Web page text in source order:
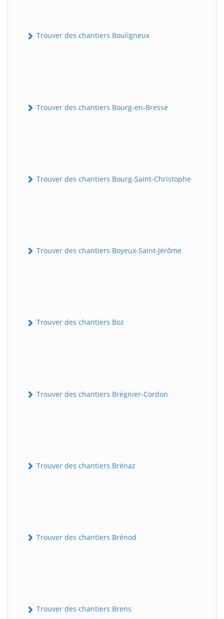
Trouver des chantiers Bouligneux
Trouver des chantiers Bourg-en-Bresse
Trouver des chantiers Bourg-Saint-Christophe
Trouver des chantiers Boyeux-Saint-Jérôme
Trouver des chantiers Boz
Trouver des chantiers Brégnier-Cordon
Trouver des chantiers Brénaz
Trouver des chantiers Brénod
Trouver des chantiers Brens